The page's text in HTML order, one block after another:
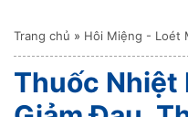
Trang chủ » Hôi Miệng - Loét
Thuốc Nhiệt